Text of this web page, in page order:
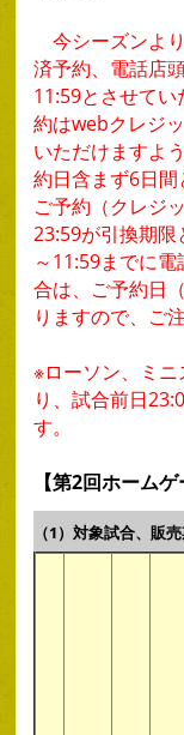
今シーズンよ
済予約、電話店
11:59とさせて
約はwebクレジ
いただけますよ
約日含まず6日
ご予約（クレジ
23:59が引換期
～11:59までに
合は、ご予約日
りますので、ご
※ローソン、ミ
り、試合前日
す。
【第2回ホーム
（1）対象試合、販